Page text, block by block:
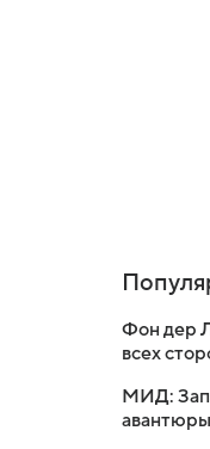
Фон дер
всех
МИД:
авантюры